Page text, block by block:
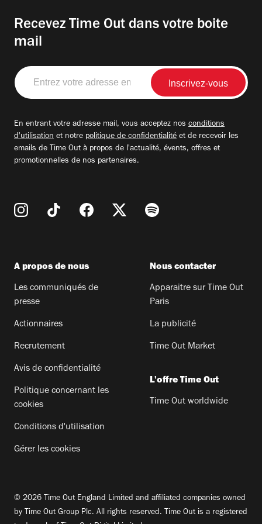
Recevez Time Out dans votre boite
mail
Entrez
votre
adresse
En entrant votre adresse mail, vous acceptez nos conditions
d'utilisation et notre politique de confidentialité et de recevoir les
emails de Time Out à propos de l'actualité, évents, offres et
promotionnelles de nos partenaires.
A propos de nous
Les communiqués de
presse
Actionnaires
Recrutement
Avis de confidentialité
Politique concernant les
cookies
Conditions d'utilisation
Gérer les cookies
Nous contacter
Apparaitre sur Time Out
Paris
La publicité
Time Out Market
L'offre Time Out
Time Out worldwide
© 2026 Time Out England Limited and affiliated companies owned
by Time Out Group Plc. All rights reserved. Time Out is a registered